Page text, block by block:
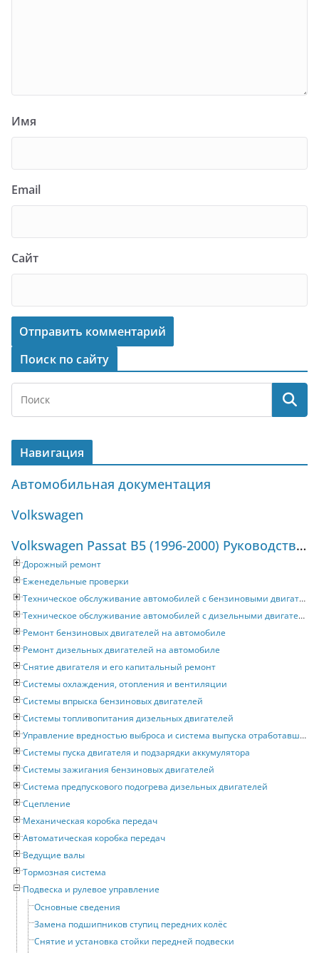
Имя
Email
Сайт
Поиск по сайту
Навигация
Автомобильная документация
Volkswagen
Volkswagen Passat B5 (1996-2000) Руководство по ремонту и техническому обслуживанию
Дорожный ремонт
Еженедельные проверки
Техническое обслуживание автомобилей с бензиновыми двигателями
Техническое обслуживание автомобилей с дизельными двигателями
Ремонт бензиновых двигателей на автомобиле
Ремонт дизельных двигателей на автомобиле
Снятие двигателя и его капитальный ремонт
Системы охлаждения, отопления и вентиляции
Системы впрыска бензиновых двигателей
Системы топливопитания дизельных двигателей
Управление вредностью выброса и система выпуска отработавших газов
Системы пуска двигателя и подзарядки аккумулятора
Системы зажигания бензиновых двигателей
Система предпускового подогрева дизельных двигателей
Сцепление
Механическая коробка передач
Автоматическая коробка передач
Ведущие валы
Тормозная система
Подвеска и рулевое управление
Основные сведения
Замена подшипников ступиц передних колёс
Снятие и установка стойки передней подвески